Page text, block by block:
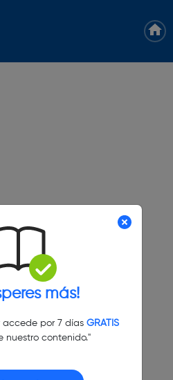
más!
por 7 días GRATIS
nuestro contenido."